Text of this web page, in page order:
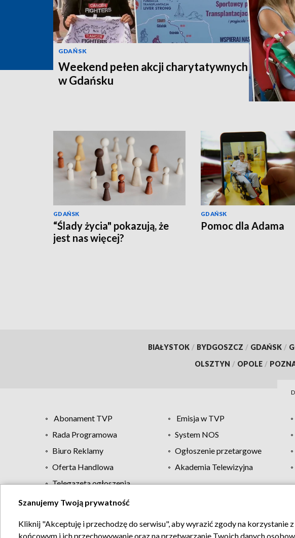
GDAŃSK
Weekend pełen akcji charytatywnych
w Gdańsku
GDAŃSK
“Ślady życia" pokazują, że
jest nas więcej?
GDAŃSK
Pomoc dla Adama
BIAŁYSTOK / BYDGOSZCZ / GDAŃSK /
OLSZTYN / OPOLE /
Abonament TVP Emisja w TVP
Rada Programowa
System NOS
Biuro Reklamy
Ogłoszenie przetargowe
Oferta Handlowa
Akademia Telewizyjna
Telegazeta ogłoszenia
Regulamin TVP Polityka
Szanujemy Twoją prywatność
Kliknij "Akceptuję i przechodzę do serwisu", aby wyrazić zgody na
końcowym i ich przechowywanie oraz na przetwarzanie Twoich danych